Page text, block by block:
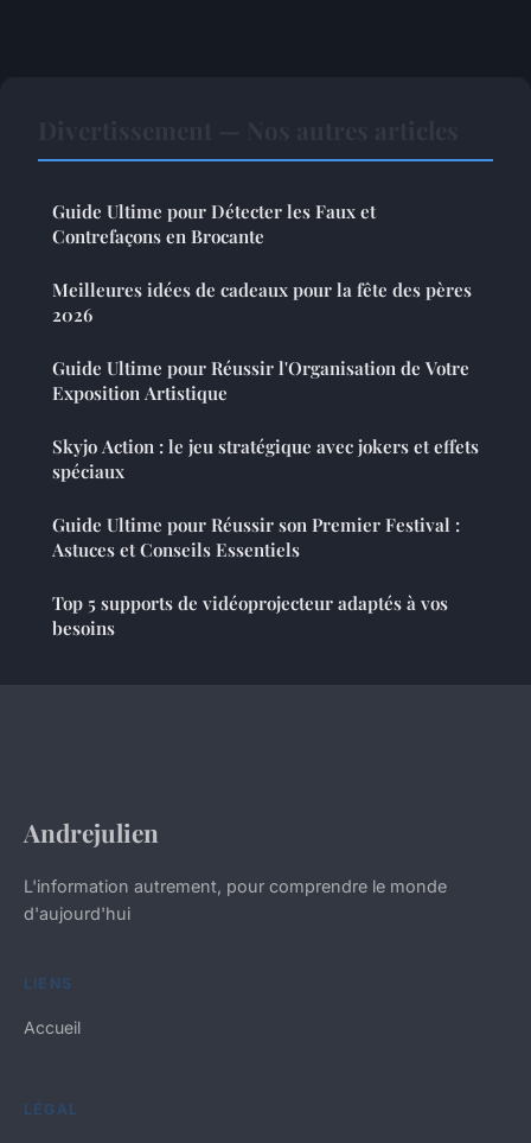
Guide Ultime pour Détecter les Faux et
Contrefaçons en Brocante
Meilleures idées de cadeaux pour la fête des pères
2026
Guide Ultime pour Réussir l'Organisation de Votre
Exposition Artistique
Skyjo Action : le jeu stratégique avec jokers et effets
spéciaux
Guide Ultime pour Réussir son Premier Festival :
Astuces et Conseils Essentiels
Top 5 supports de vidéoprojecteur adaptés à vos
besoins
Andrejulien
L'information autrement, pour comprendre le monde
d'aujourd'hui
LIENS
Accueil
LÉGAL